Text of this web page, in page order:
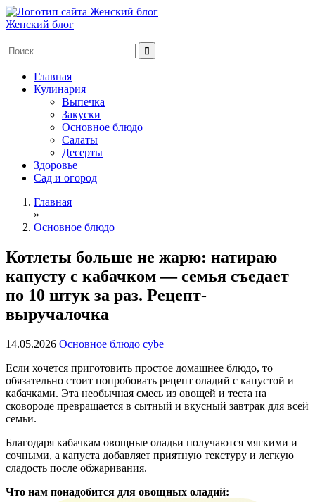
Женский блог
Главная
Кулинария
Выпечка
Закуски
Основное блюдо
Салаты
Десерты
Здоровье
Сад и огород
Главная
»
Основное блюдо
Котлеты больше не жарю: натираю
капусту с кабачком — семья съедает
по 10 штук за раз. Рецепт-
выручалочка
14.05.2026 Основное блюдо cybe
Если хочется приготовить простое домашнее блюдо, то
обязательно стоит попробовать рецепт оладий с капустой и
кабачками. Эта необычная смесь из овощей и теста на
сковороде превращается в сытный и вкусный завтрак для всей
семьи.
Благодаря кабачкам овощные оладьи получаются мягкими и
сочными, а капуста добавляет приятную текстуру и легкую
сладость после обжаривания.
Что нам понадобится для овощных оладий: